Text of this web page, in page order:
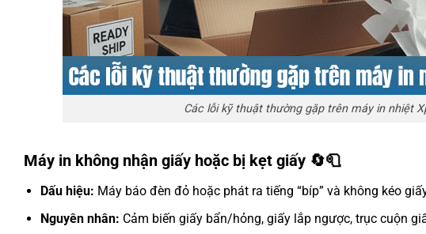
Các lỗi kỹ thuật thường gặp trên máy in nhiệt
Máy in không nhận giấy hoặc bị kẹt giấy 🔄🧻
Dấu hiệu: Máy báo đèn đỏ hoặc phát ra tiếng “bíp” và không kéo
Nguyên nhân: Cảm biến giấy bẩn/hỏng, giấy lắp ngược, trục cuộn